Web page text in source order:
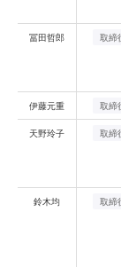
冨田哲郎 取締
伊藤元重 取締
天野玲子 取締
鈴木均 取締